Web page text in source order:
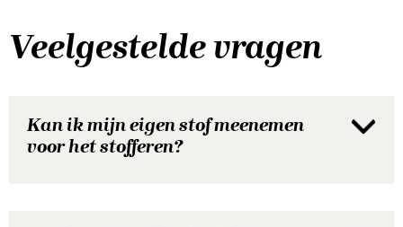
Veelgestelde vragen
Kan ik mijn eigen stof meenemen
voor het stofferen?